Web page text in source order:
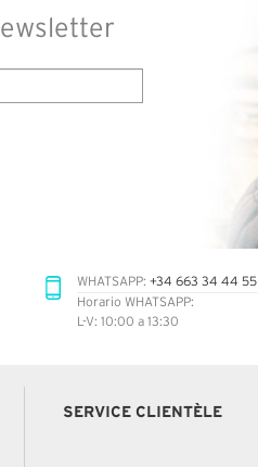
WHATSAPP: +34 663 34 44 55
Horario WHATSAPP:
L-V: 10:00 a 13:30
SERVICE CLIENTÈLE